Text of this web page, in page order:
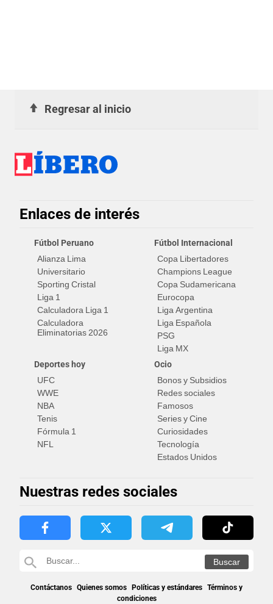
Regresar al inicio
Enlaces de interés
Fútbol Peruano
Alianza Lima
Universitario
Sporting Cristal
Liga 1
Calculadora Liga 1
Calculadora
Eliminatorias 2026
Fútbol Internacional
Copa Libertadores
Champions League
Copa Sudamericana
Eurocopa
Liga Argentina
Liga Española
PSG
Liga MX
Deportes hoy
UFC
WWE
NBA
Tenis
Fórmula 1
NFL
Ocio
Bonos y Subsidios
Redes sociales
Famosos
Series y Cine
Curiosidades
Tecnología
Estados Unidos
Nuestras redes sociales
Contáctanos Quienes somos Políticas y estándares Términos y
condiciones